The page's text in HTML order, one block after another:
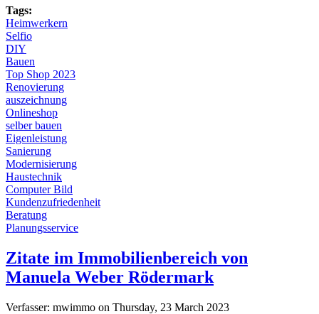
Tags:
Heimwerkern
Selfio
DIY
Bauen
Top Shop 2023
Renovierung
auszeichnung
Onlineshop
selber bauen
Eigenleistung
Sanierung
Modernisierung
Haustechnik
Computer Bild
Kundenzufriedenheit
Beratung
Planungsservice
Zitate im Immobilienbereich von
Manuela Weber Rödermark
Verfasser: mwimmo on Thursday, 23 March 2023